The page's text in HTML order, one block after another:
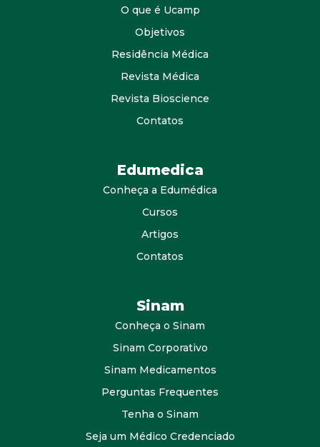
O que é Ucamp
Objetivos
Residência Médica
Revista Médica
Revista Bioscience
Contatos
Edumedica
Conheça a Edumédica
Cursos
Artigos
Contatos
Sinam
Conheça o Sinam
Sinam Corporativo
Sinam Medicamentos
Perguntas Frequentes
Tenha o Sinam
Seja um Médico Credenciado